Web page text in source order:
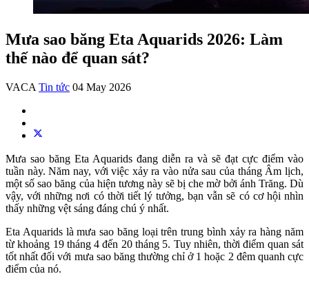
Mưa sao băng Eta Aquarids 2026: Làm
thế nào để quan sát?
VACA Tin tức 04 May 2026
Mưa sao băng Eta Aquarids đang diễn ra và sẽ đạt cực điểm vào
tuần này. Năm nay, với việc xảy ra vào nửa sau của tháng Âm lịch,
một số sao băng của hiện tương này sẽ bị che mờ bởi ánh Trăng. Dù
vậy, với những nơi có thời tiết lý tưởng, bạn vẫn sẽ có cơ hội nhìn
thấy những vệt sáng đáng chú ý nhất.
Eta Aquarids là mưa sao băng loại trên trung bình xảy ra hàng năm
từ khoảng 19 tháng 4 đến 20 tháng 5. Tuy nhiên, thời điểm quan sát
tốt nhất đối với mưa sao băng thường chỉ ở 1 hoặc 2 đêm quanh cực
điểm của nó.